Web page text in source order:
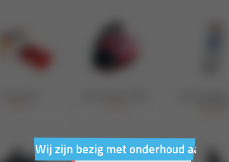
Wij zijn bezig met onderhoud aan